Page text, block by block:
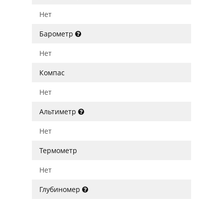
Нет
Барометр
Нет
Компас
Нет
Альтиметр
Нет
Термометр
Нет
Глубиномер